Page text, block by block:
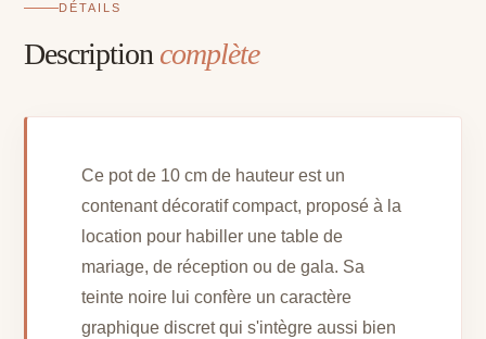
DÉTAILS
Descriptioncomplète
Ce pot de 10 cm de hauteur est un
contenant décoratif compact, proposé à la
location pour habiller une table de
mariage, de réception ou de gala. Sa
teinte noire lui confère un caractère
graphique discret qui s'intègre aussi bien